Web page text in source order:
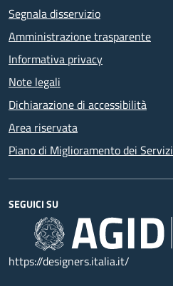
Segnala disservizio
Amministrazione trasparente
Informativa privacy
Note legali
Dichiarazione di accessibilità
Area riservata
Piano di Miglioramento dei Servizi
SEGUICI SU
https://designers.italia.it/